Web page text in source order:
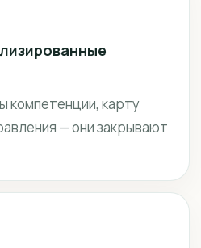
компетенции, карту
— они закрывают